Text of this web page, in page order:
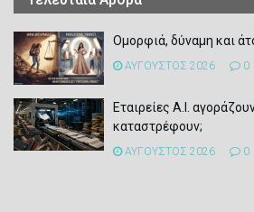
Ομορφιά, δύναμη και
ΑΥΓΟΥΣΤΟΣ 2026 0
Εταιρείες Α.Ι.
καταστρέφουν;
ΑΥΓΟΥΣΤΟΣ 2026 0